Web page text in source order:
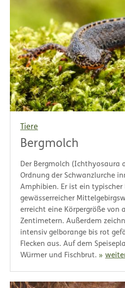
Tiere
Bergmolch
Der Bergmolch (Ichthyosaura
Ordnung der Schwanzlurche
Amphibien. Er ist ein typischer
gewässerreicher
erreicht eine Körpergröße von
Zentimetern. Außerdem
intensiv gelborange bis rot
Flecken aus. Auf dem
Würmer und Fischbrut.